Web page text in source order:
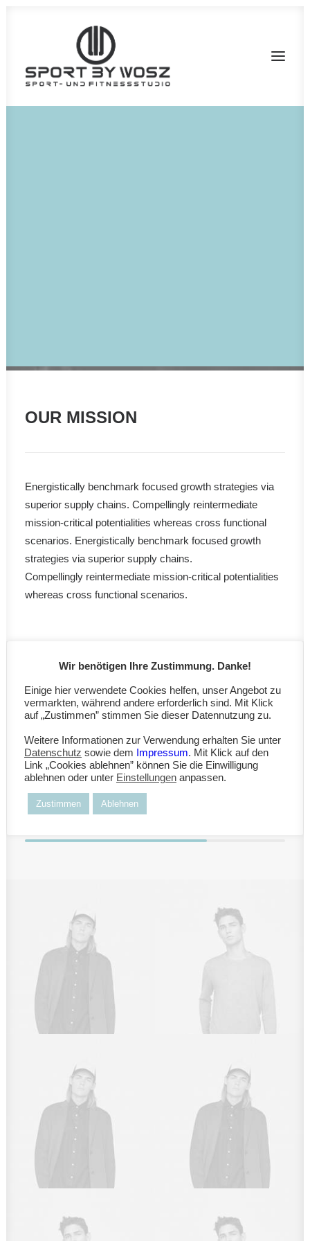
OUR MISSION
Energistically benchmark focused growth strategies via
superior supply chains. Compellingly reintermediate
mission-critical potentialities whereas cross functional
scenarios. Energistically benchmark focused growth
strategies via superior supply chains.
Compellingly reintermediate mission-critical potentialities
whereas cross functional scenarios.
WEB DESIGN ROCKSTARS
Development 90
Design
Sales & Marketing
Manager
Owner & CEO
Sales & Marketing
Manager
Sales & Marketing
Manager
Wir benötigen Ihre Zustimmung. Danke!
Einige hier verwendete Cookies helfen, unser Angebot zu
vermarkten, während andere erforderlich sind. Mit Klick
auf „Zustimmen” stimmen Sie dieser Datennutzung zu.
Weitere Informationen zur Verwendung erhalten Sie unter
Datenschutz sowie dem Impressum. Mit Klick auf den
Link „Cookies ablehnen” können Sie die Einwilligung
ablehnen oder unter Einstellungen anpassen.
Zustimmen Ablehnen